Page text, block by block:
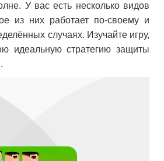
У вас есть несколько видов
из них работает по-своему и
случаях. Изучайте игру,
идеальную стратегию защиты